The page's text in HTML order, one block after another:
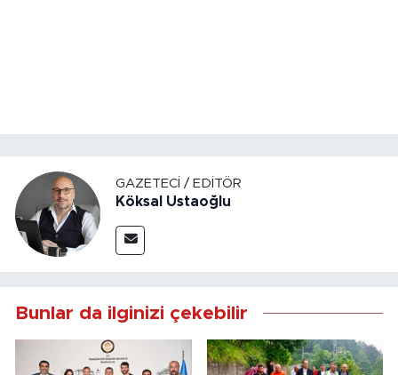
GAZETECI / EDITÖR
Köksal Ustaoğlu
Bunlar da ilginizi çekebilir